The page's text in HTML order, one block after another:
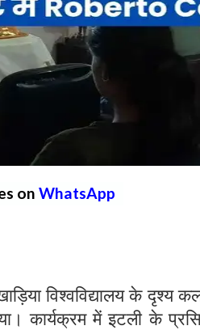
on WhatsApp
विश्वविद्यालय के दृश्य
कार्यक्रम में इटली के